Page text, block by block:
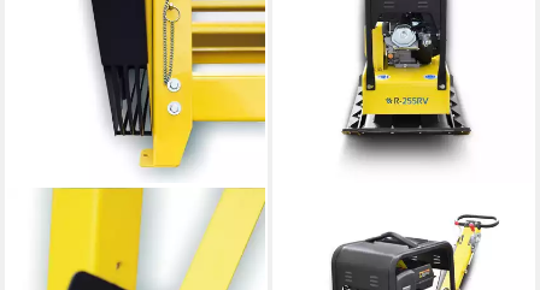
BAMATO
Wippkreissäge HOS-750
Wippsäge 700mm HM-
Rüttelplatte R-255RV, max.
3750 vpm, 3-tlg., inklusive